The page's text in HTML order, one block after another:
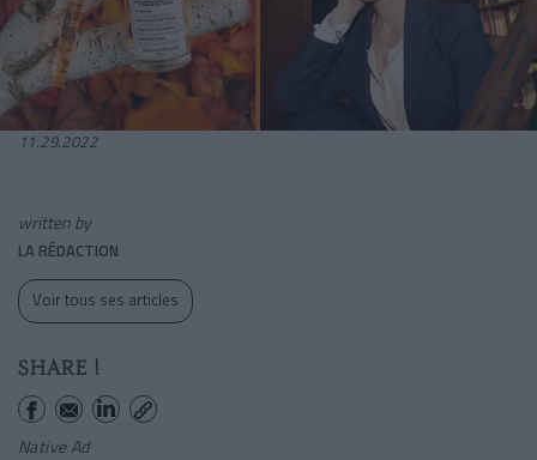
11.29.2022
written by
LA RÉDACTION
Voir tous ses articles
SHARE !
Native Ad